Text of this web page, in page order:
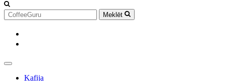
Meklēt
Kafija